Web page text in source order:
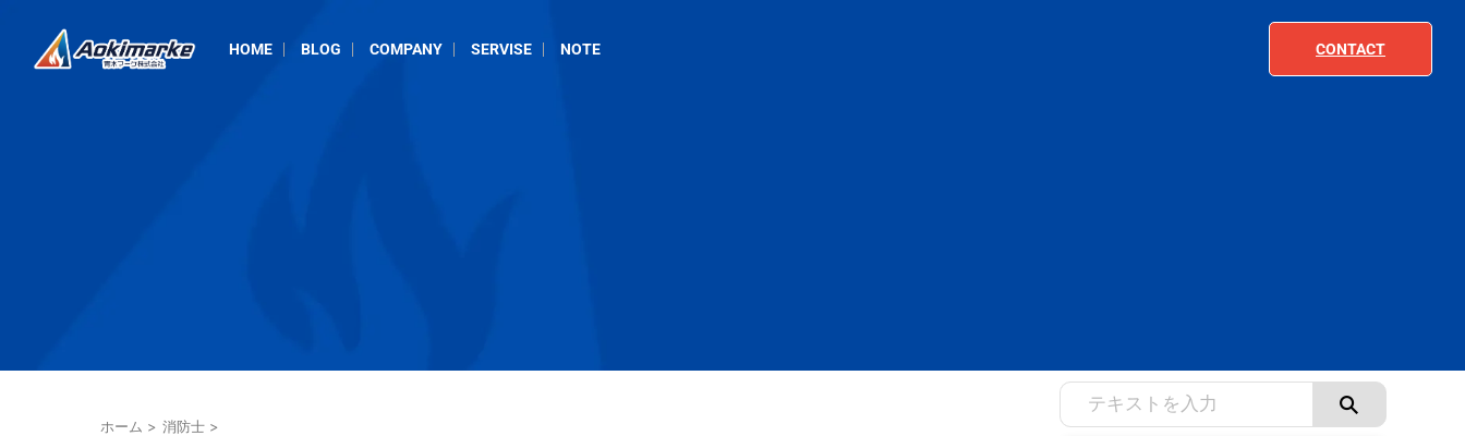
HOME BLOG COMPANY SERVISE NOTE CONTACT
ホーム > 消防士 >